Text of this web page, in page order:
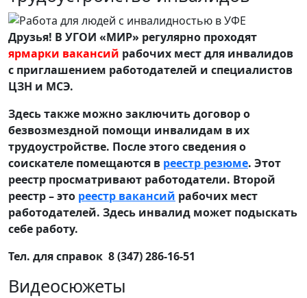
Друзья! В УГОИ «МИР» регулярно проходят
ярмарки вакансий рабочих мест для инвалидов
с приглашением работодателей и специалистов
ЦЗН и МСЭ.
Здесь также можно заключить договор о
безвозмездной помощи инвалидам в их
трудоустройстве. После этого сведения о
соискателе помещаются в реестр резюме. Этот
реестр просматривают работодатели. Второй
реестр – это реестр вакансий рабочих мест
работодателей. Здесь инвалид может подыскать
себе работу.
Тел. для справок 8 (347) 286-16-51
Видеосюжеты